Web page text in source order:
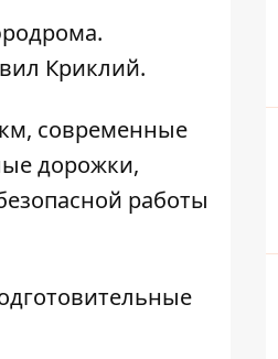
Криклий.
современные
дорожки,
работы